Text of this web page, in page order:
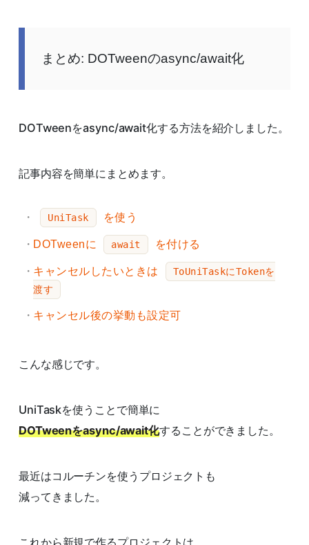
まとめ: DOTweenのasync/await化
DOTweenをasync/await化する方法を紹介しました。
記事内容を簡単にまとめます。
UniTask を使う
DOTweenに await を付ける
キャンセルしたいときは
ToUniTaskにTokenを
渡す
キャンセル後の挙動も設定可
こんな感じです。
UniTaskを使うことで簡単に
DOTweenをasync/await化することができました。
最近はコルーチンを使うプロジェクトも
減ってきました。